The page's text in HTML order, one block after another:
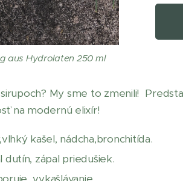
aus Hydrolaten 250 ml
My sme to zmenili!
na modernú elixír!
kašel, nádcha,bronchitída.
dutín, zápal priedušiek.
vykašlávanie.